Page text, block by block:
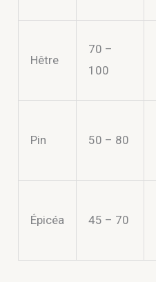
Hêtre
70 –
100
Pin 50 – 80
Épicéa 45 – 70